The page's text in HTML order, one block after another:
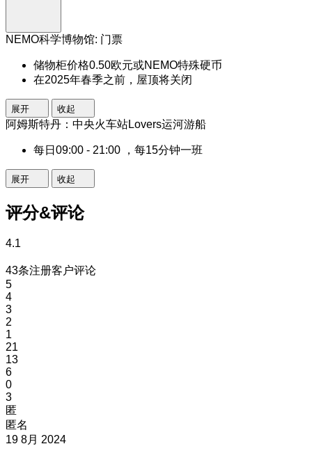
NEMO科学博物馆: 门票
储物柜价格0.50欧元或NEMO特殊硬币
在2025年春季之前，屋顶将关闭
展开 收起
阿姆斯特丹：中央火车站Lovers运河游船
每日09:00 - 21:00 ，每15分钟一班
展开 收起
评分&评论
4.1
43条注册客户评论
5
4
3
2
1
21
13
6
0
3
匿
匿名
19 8月 2024